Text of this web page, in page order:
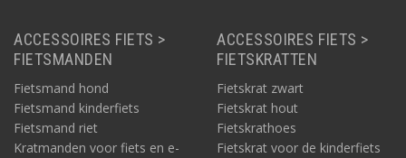
ACCESSOIRES FIETS >
FIETSMANDEN
Fietsmand hond
Fietsmand kinderfiets
Fietsmand riet
Kratmanden voor fiets en e-
ACCESSOIRES FIETS >
FIETSKRATTEN
Fietskrat zwart
Fietskrat hout
Fietskrathoes
Fietskrat voor de kinderfiets